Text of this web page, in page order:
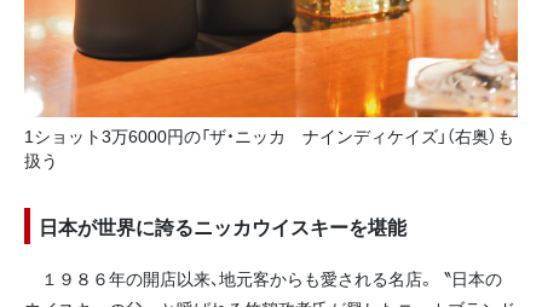
1ショット3万6000円の「ザ・ニッカ ナインディケイズ」（右奥）も
扱う
日本が世界に誇るニッカウイスキーを堪能
１９８６年の開店以来、地元客からも愛される名店。〝日本の